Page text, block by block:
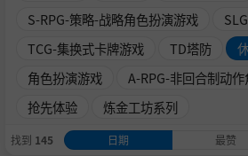
S-RPG-策略-战略角色扮演游戏
TCG-集换式卡牌游戏
TD塔防
角色扮演游戏
A-RPG-非回合制动
抢先体验
炼金工坊系列
找到 145 日期 最赞